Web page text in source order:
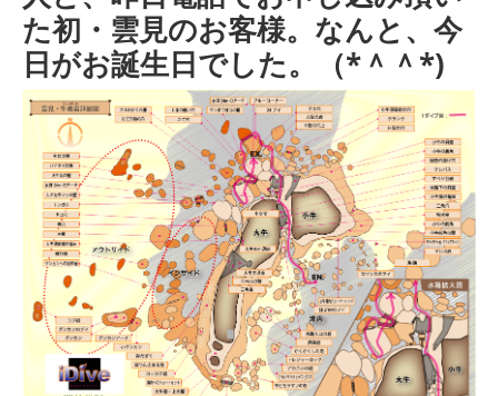
た初・雲見のお客様。なんと、今
日がお誕生日でした。（*＾＾*)